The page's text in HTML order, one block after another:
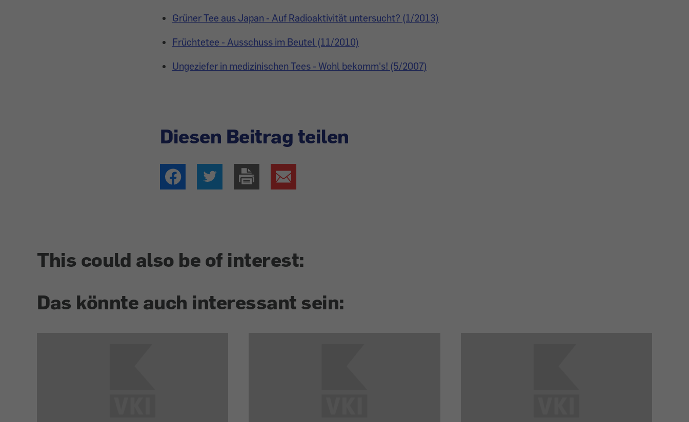
Grüner Tee aus Japan - Auf Radioaktivität untersucht? (1/2013)
Früchtetee - Ausschuss im Beutel (11/2010)
Ungeziefer in medizinischen Tees - Wohl bekomm's! (5/2007)
Diesen Beitrag teilen
This could also be of interest:
Das könnte auch interessant sein: